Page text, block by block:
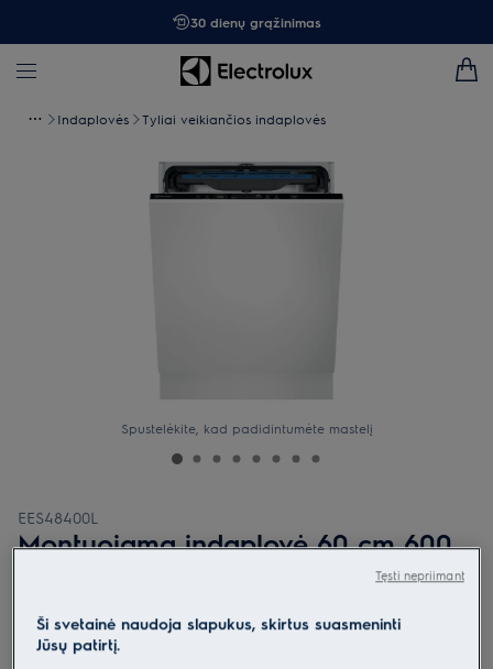
30 dienų grąžinimas
Indaplovės Tyliai veikiančios indaplovės
Spustelėkite, kad padidintumėte mastelį
EES48400L
Montuojama indaplovė 60 cm 600
Ši svetainė naudoja slapukus, skirtus suasmeninti
Jūsų patirtį.
Tęsti nepriimant